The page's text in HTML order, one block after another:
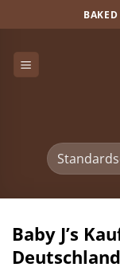
Inhalt
springen
Baby J’s